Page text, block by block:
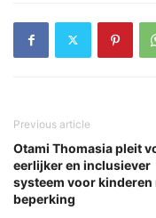
Previous article
Otami Thomasia pleit
eerlijker en inclusiever
systeem voor kinderen
beperking